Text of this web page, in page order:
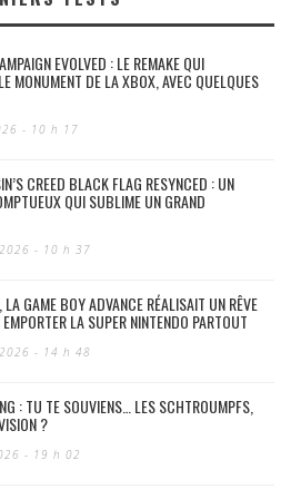
EVOLVED : LE REMAKE QUI
MONUMENT DE LA XBOX, AVEC QUELQUES
- 10 h 17
CREED BLACK FLAG RESYNCED : UN
QUI SUBLIME UN GRAND
- 10 h 37
GAME BOY ADVANCE RÉALISAIT UN RÊVE
LA SUPER NINTENDO PARTOUT
- 14 h 48
: TU TE SOUVIENS… LES SCHTROUMPFS,
?
- 19 h 02